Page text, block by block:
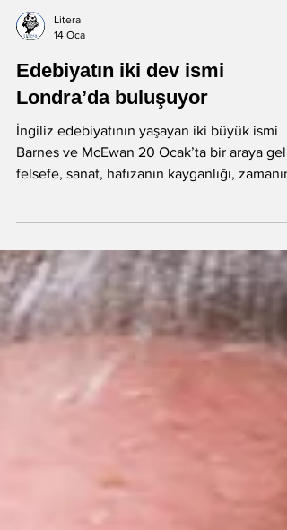
14 Oca
Edebiyatın iki dev ismi
Londra’da buluşuyor
İngiliz edebiyatının yaşayan iki büyük ismi
Barnes ve McEwan 20 Ocak’ta bir araya
geçişi, ölümlülük ve keder üzerine
konuşacaklar. İngiliz edebiyatının yaşayan
büyük ismi Julian Barnes ve Ian McEwan,
Barnes’ın yeni romanının yayımlanması
vesilesiyle Londra’da Intelligence Squared'in
canlı bir etkinliğinde bir araya geliyor. 20
Ocak’ta Union Chapel’de gerçekleşecek
bu buluşma için şimdiden 2026’ın en önemli
edebiya